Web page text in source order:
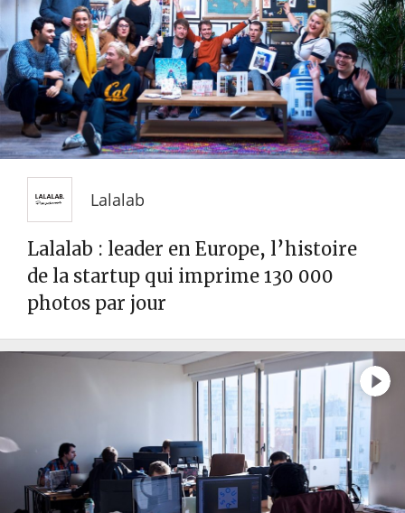
Lalalab
Lalalab : leader en Europe, l’histoire
de la startup qui imprime 130 000
photos par jour